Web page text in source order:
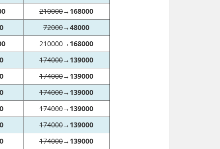
210000→ 168000
72000→48000
210000→ 168000
174000→ 139000
174000→ 139000
174000→ 139000
174000→ 139000
174000→ 139000
174000→ 139000